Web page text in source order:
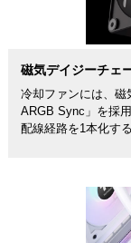
磁気デイジーチェ
冷却ファンには、磁
ARGB Sync」を採
配線経路を1本化す